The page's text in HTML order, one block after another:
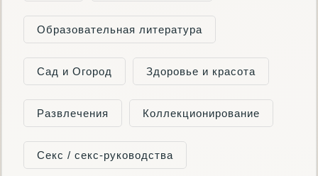
Образовательная литература
Сад и Огород Здоровье и красота
Развлечения Коллекционирование
Секс / секс-руководства